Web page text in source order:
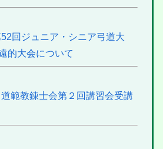
52回ジュニア・シニア弓道大
的大会について
道範教錬士会第２回講習会受講